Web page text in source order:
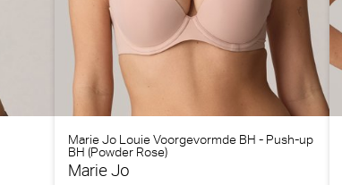
Marie Jo Louie Voorgevormde BH - Push-up
BH (Powder Rose)
Marie Jo